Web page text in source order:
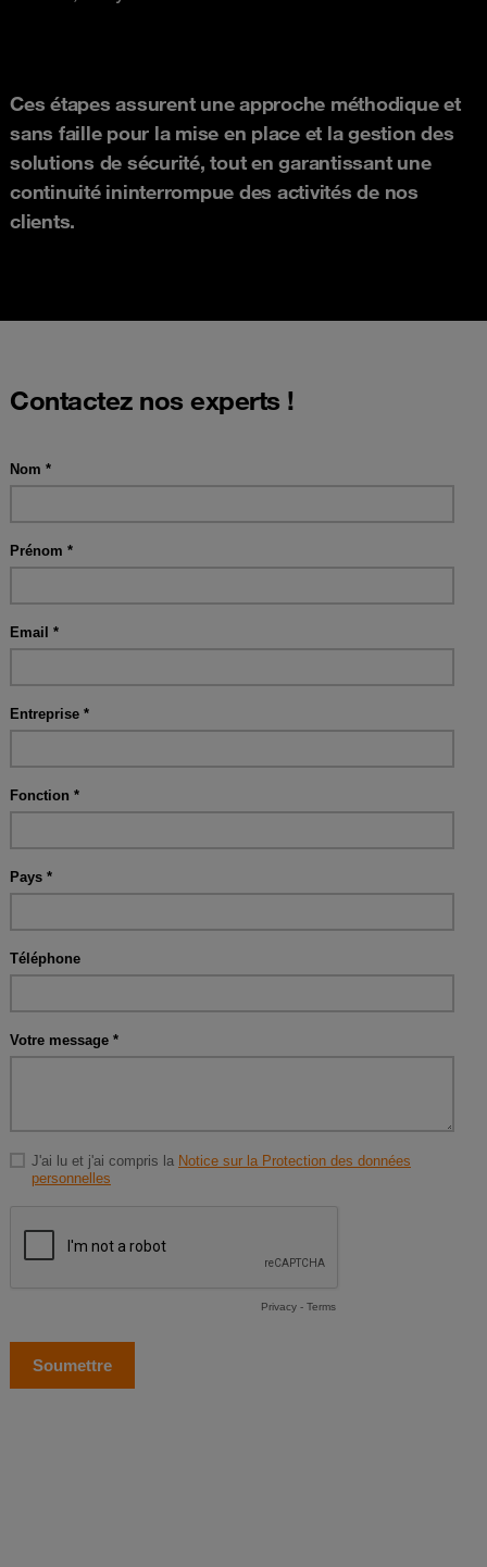
Ces étapes assurent une approche méthodique et
sans faille pour la mise en place et la gestion des
solutions de sécurité, tout en garantissant une
continuité ininterrompue des activités de nos
clients.
Contactez nos experts !